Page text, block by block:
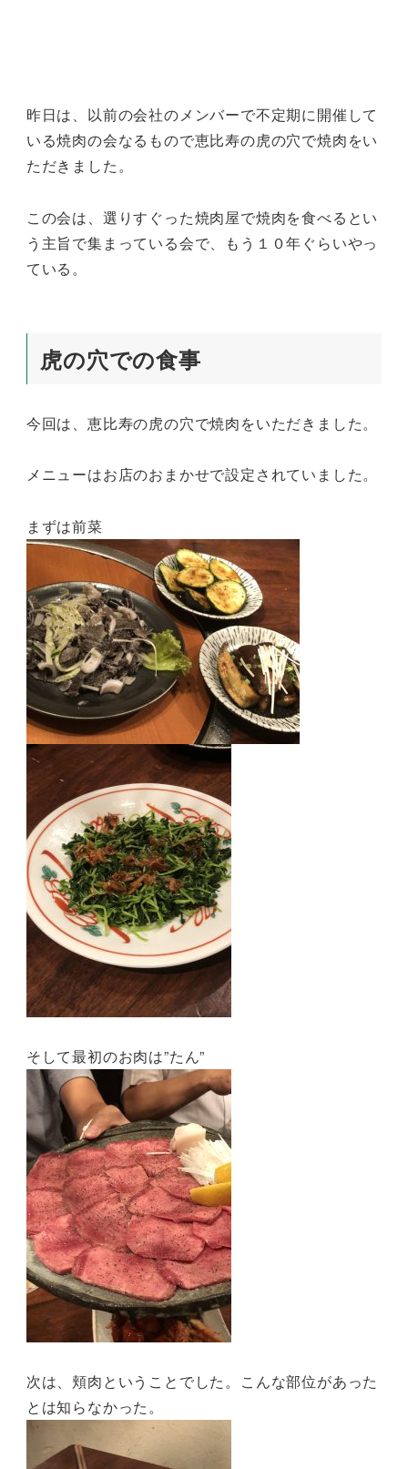
昨日は、以前の会社のメンバーで不定期に開催して
いる焼肉の会なるもので恵比寿の虎の穴で焼肉をい
ただきました。
この会は、選りすぐった焼肉屋で焼肉を食べるとい
う主旨で集まっている会で、もう１０年ぐらいやっ
ている。
虎の穴での食事
今回は、恵比寿の虎の穴で焼肉をいただきました。
メニューはお店のおまかせで設定されていました。
まずは前菜
そして最初のお肉は”たん”
次は、頬肉ということでした。こんな部位があった
とは知らなかった。